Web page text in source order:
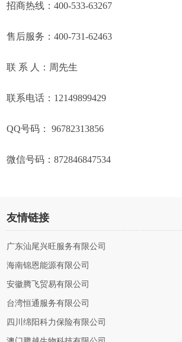
招商热线：400-533-63267
售后服务：400-731-62463
联 系 人：周先生
联系电话：12149899429
QQ号码： 96782313856
微信号码：872846847534
友情链接
广东汕尾兴旺服务有限公司
海南锦恩能源有限公司
安徽腾飞贸易有限公司
台湾恒通服务有限公司
四川绵阳科力保险有限公司